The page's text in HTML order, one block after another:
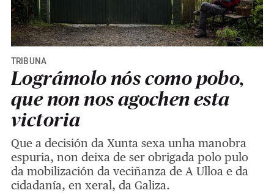
TRIBUNA
Lográmolo nós como pobo,
que non nos agochen esta
victoria
Que a decisión da Xunta sexa unha manobra
espuria, non deixa de ser obrigada polo pulo
da mobilización da veciñanza de A Ulloa e da
cidadanía, en xeral, da Galiza.